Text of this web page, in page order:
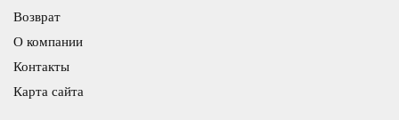
Возврат
О компании
Контакты
Карта сайта